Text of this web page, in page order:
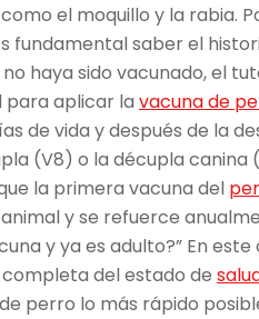
el moquillo y la rabia.
fundamental saber el
haya sido vacunado, el
para aplicar la vacuna de
de vida y después de la
(V8) o la décupla canina
la primera vacuna del
y se refuerce
y ya es adulto?” En
del estado de
perro lo más rápido